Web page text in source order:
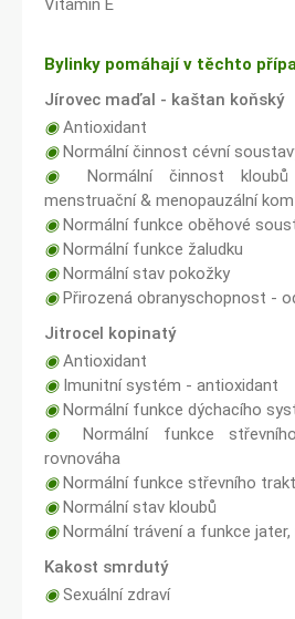
Vitamín E
Bylinky pomáhají v těchto
Jírovec maďal - kaštan koňský
◉Antioxidant
◉Normální činnost cévní
◉
Normální činnost kloubů
menstruační & menopauzální
◉Normální funkce oběhové
◉Normální funkce žaludku
◉Normální stav pokožky
◉Přirozená obranyschopnost -
Jitrocel kopinatý
◉Antioxidant
◉Imunitní systém - antioxidant
◉Normální funkce dýchacího
◉
Normální funkce
rovnováha
◉Normální funkce střevního
◉Normální stav kloubů
◉Normální trávení a funkce
Kakost smrdutý
◉Sexuální zdraví